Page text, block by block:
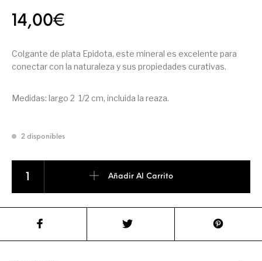
14,00€
Colgante de plata Epidota, este mineral es excelente para
conectar con la naturaleza y sus propiedades curativas.
Medidas: largo 2 1/2 cm, incluida la reaza.
2 disponibles
Añadir Al Carrito